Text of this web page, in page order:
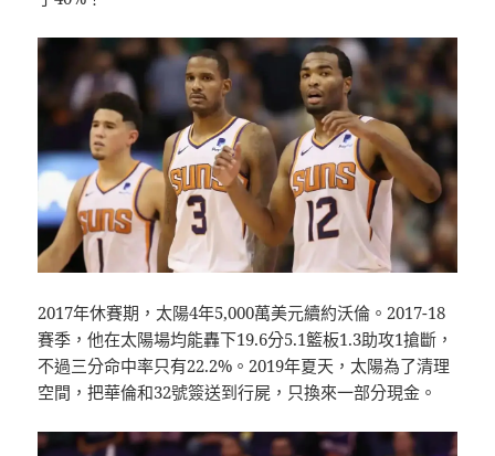
2017年休賽期，太陽4年5,000萬美元續約沃倫。2017-18
賽季，他在太陽場均能轟下19.6分5.1籃板1.3助攻1搶斷，
不過三分命中率只有22.2%。2019年夏天，太陽為了清理
空間，把華倫和32號簽送到行屍，只換來一部分現金。